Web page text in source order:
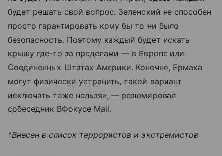
будет решать свой вопрос. Зеленский не способен
просто гарантировать кому бы то ни было
безопасность. Поэтому каждый будет искать
крышу где-то за пределами — в Европе или
Соединенных Штатах Америки. Конечно, Ермака
могут физически устранить, такой вариант
исключать тоже нельзя», — резюмировал
собеседник ВФокусе Mail.
*Внесен в список террористов и экстремистов